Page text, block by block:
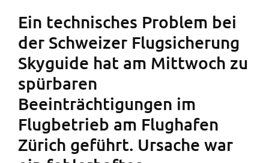
Ein technisches Problem bei
der Schweizer Flugsicherung
Skyguide hat am Mittwoch zu
spürbaren
Beeinträchtigungen im
Flugbetrieb am Flughafen
Zürich geführt. Ursache war